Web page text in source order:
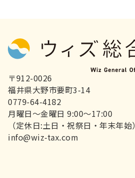
〒912-0026
福井県大野市要町3-14
0779-64-4182
月曜日～金曜日 9:00～17:00
（定休日:土日・祝祭日・年末年始）
info@wiz-tax.com